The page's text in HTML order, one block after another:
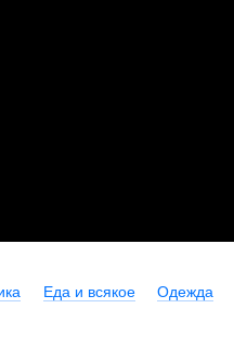
Еда и всякое Одежда